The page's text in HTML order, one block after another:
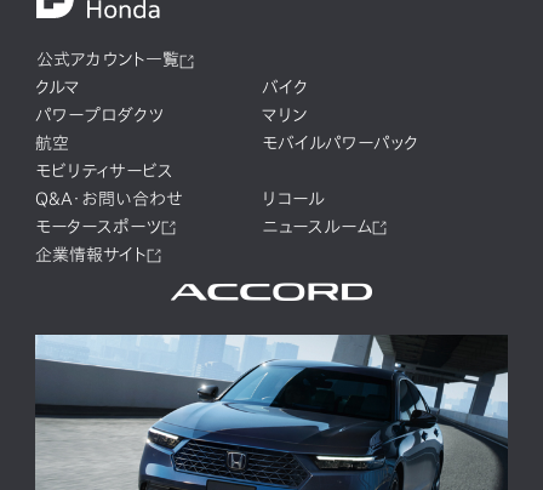
公式アカウント一覧
クルマ
バイク
パワープロダクツ
マリン
航空
モバイルパワーパック
モビリティサービス
Q&A・お問い合わせ
リコール
モータースポーツ
ニュースルーム
企業情報サイト